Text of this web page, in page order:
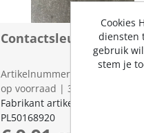
Contactsleutel set (2x)
Artikelnummer: 1296914
op voorraad | 3-5 dagen
Fabrikant artikel nummer:
PL50168920
Cookies
diensten
gebruik
stem je